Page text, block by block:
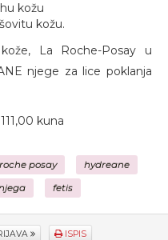
kožu
kožu.
La Roche-Posay u
njege za lice poklanja
kuna
posay hydreane
fetis
ISPIS